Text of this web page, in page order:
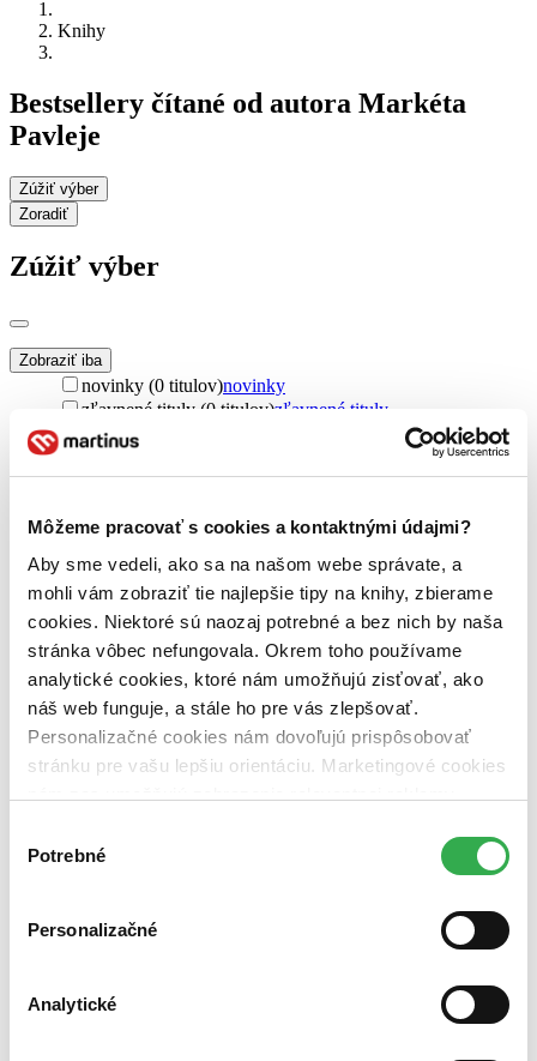
Môžeme pracovať s cookies a kontaktnými údajmi?
Aby sme vedeli, ako sa na našom webe správate, a
mohli vám zobraziť tie najlepšie tipy na knihy, zbierame
cookies. Niektoré sú naozaj potrebné a bez nich by naša
stránka vôbec nefungovala. Okrem toho používame
analytické cookies, ktoré nám umožňujú zisťovať, ako
náš web funguje, a stále ho pre vás zlepšovať.
Personalizačné cookies nám dovoľujú prispôsobovať
stránku pre vašu lepšiu orientáciu. Marketingové cookies
nám pomohlo, keby sme mohli používať všetky tieto
súhlasu
Potrebné
Personalizačné
Analytické
Knihy
Bestsellery čítané od autora Markéta
Pavleje
Zúžiť výber
Zoradiť
Zúžiť výber
Zobraziť iba
novinky (0 titulov)novinky
zľavnené tituly (0 titulov)zľavnené tituly
Dostupnosť
na centrálnom sklade (0 titulov)na centrálnom sklade
pripravujeme (0 titulov)pripravujeme
vypredaných)
Nové / čítané
nová (0 titulov)
čítaná (0 titulov)čítaná
čítaná - výborný stav (0 titulov)čítaná - výborný stav
čítaná - mierne opotrebovaná (0 titulov)čítaná - mierne
opotrebovaná
čítané verzie vypredaných kníh (0 titulov)
čítané verzie
vypredaných kníh
Top hodnotené